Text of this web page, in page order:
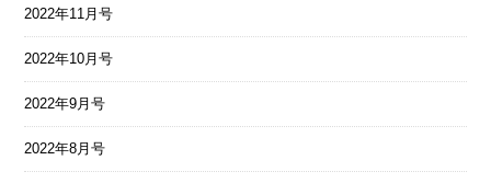
2022年11月号
2022年10月号
2022年9月号
2022年8月号